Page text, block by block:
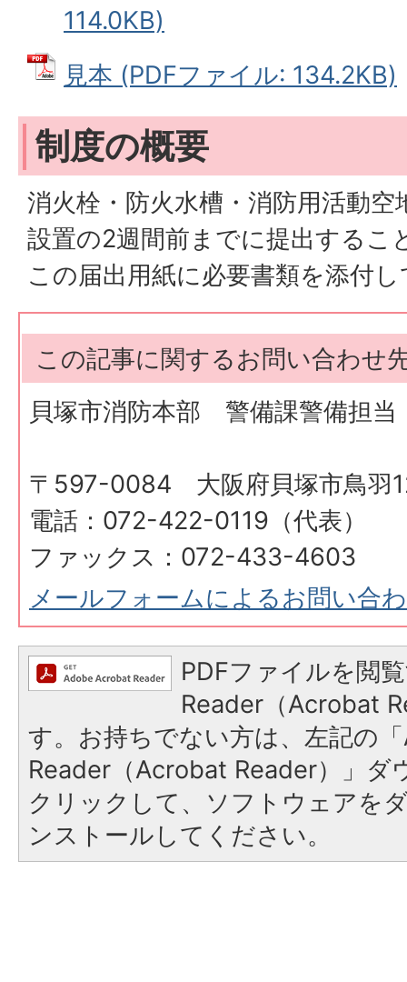
114.0KB)
見本 (PDFファイル: 134.2KB)
制度の概要
消火栓・防火水槽・消防用活動
設置の2週間前までに提出するこ
この届出用紙に必要書類を添付
この記事に関するお問い合わせ
貝塚市消防本部 警備課警備担当
〒597-0084 大阪府貝塚市鳥羽
電話：072-422-0119（代表）
ファックス：072-433-4603
メールフォームによるお問い合
PDFファイルを閲
Reader（Acrobat
す。お持ちでない方は、左記の
Reader（Acrobat Reader）」ダ
クリックして、ソフトウェアを
ンストールしてください。